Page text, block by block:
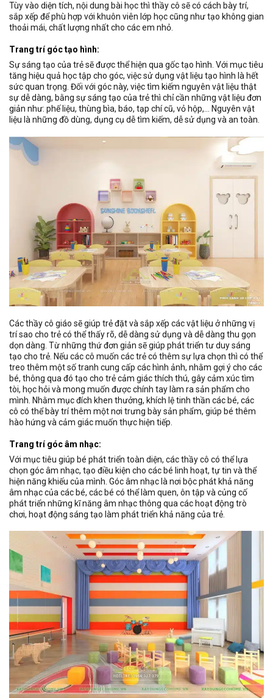
Tùy vào diện tích, nội dung bài học thì thầy cô sẽ có cách bày trí,
sắp xếp để phù hợp với khuôn viên lớp học cũng như tạo không gian
thoải mái, chất lượng nhất cho các em nhỏ.
Trang trí góc tạo hình:
Sự sáng tạo của trẻ sẽ được thể hiện qua gốc tạo hình. Với mục tiêu
tăng hiệu quả học tập cho góc, việc sử dụng vật liệu tạo hình là hết
sức quan trọng. Đối với góc này, việc tìm kiếm nguyên vật liệu thật
sự dễ dàng, bằng sự sáng tạo của trẻ thì chỉ cần những vật liệu đơn
giản như: phế liệu, thùng bìa, báo, tạp chí cũ, vỏ hộp,… Nguyên vật
liệu là những đồ dùng, dụng cụ dễ tìm kiếm, dễ sử dụng và an toàn.
Các thầy cô giáo sẽ giúp trẻ đặt và sắp xếp các vật liệu ở những vị
trí sao cho trẻ có thể thấy rõ, dễ dàng sử dụng và dễ dàng thu gọn
dọn dàng. Từ những thứ đơn giản sẽ giúp phát triển tư duy sáng
tạo cho trẻ. Nếu các cô muốn các trẻ có thêm sự lựa chọn thì có thể
treo thêm một số tranh cung cấp các hình ảnh, nhằm gợi ý cho các
bé, thông qua đó tạo cho trẻ cảm giác thích thú, gây cảm xúc tìm
tòi, học hỏi và mong muốn được chính tay làm ra sản phẩm cho
mình. Nhằm mục đích khen thưởng, khích lệ tinh thần các bé, các
cô có thể bày trí thêm một nơi trưng bày sản phẩm, giúp bé thêm
hào hứng và cảm giác muốn thực hiện tiếp.
Trang trí góc âm nhạc:
Với mục tiêu giúp bé phát triển toàn diện, các thầy cô có thể lựa
chọn góc âm nhạc, tạo điều kiện cho các bé linh hoạt, tự tin và thể
hiện năng khiếu của mình. Góc âm nhạc là nơi bộc phát khả năng
âm nhạc của các bé, các bé có thể làm quen, ôn tập và củng cố
phát triển những kĩ năng âm nhạc thông qua các hoạt động trò
chơi, hoạt động sáng tạo làm phát triển khả năng của trẻ.